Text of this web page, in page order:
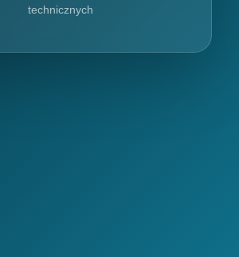
technicznych